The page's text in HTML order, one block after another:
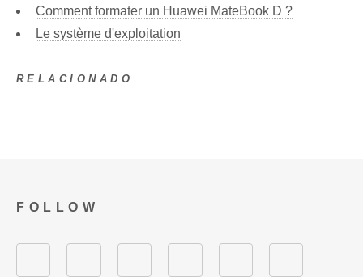
Comment formater un Huawei MateBook D ?
Le système d'exploitation
RELACIONADO
FOLLOW